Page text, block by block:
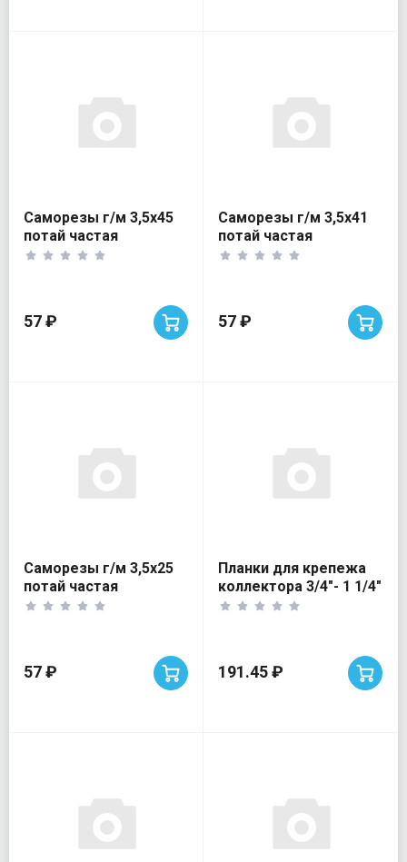
Саморезы г/м 3,5х45
потай частая
рез.блистер 59шт
57 ₽
Саморезы г/м 3,5х41
потай частая
рез.блистер 63шт
57 ₽
Саморезы г/м 3,5х25
потай частая
рез.блистер 91шт
57 ₽
Планки для крепежа
коллектора 3/4"- 1 1/4"
универс
191.45 ₽